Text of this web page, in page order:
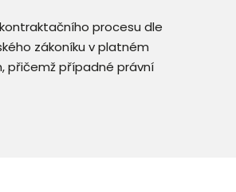
procesu dle
zákoníku v platném
přičemž případné právní